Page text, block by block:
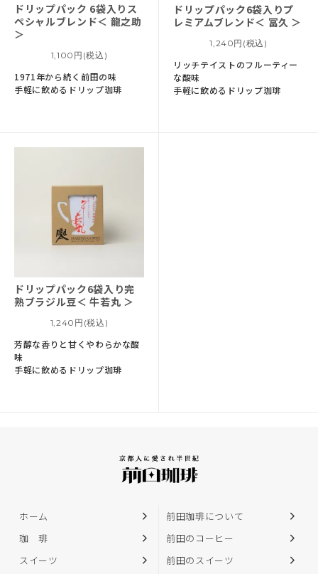
ドリップパック 6袋入り ス
ペシャルブレンド＜ 龍之助
＞
1,100円(税込)
1971年から続く前田の味
手軽に飲めるドリップ珈琲
ドリップパック6袋入りプ
レミアムブレンド＜ 冨久 ＞
1,240円(税込)
リッチテイストのフルーティー
な酸味
手軽に飲めるドリップ珈琲
ドリップパック6袋入り完
熟ブラジル豆＜ 牛若丸 ＞
1,240円(税込)
芳醇な香りと甘くやわらかな酸
味
手軽に飲めるドリップ珈琲
ホーム
珈 琲
スイーツ
前田珈琲について
前田のコーヒー
前田のスイーツ